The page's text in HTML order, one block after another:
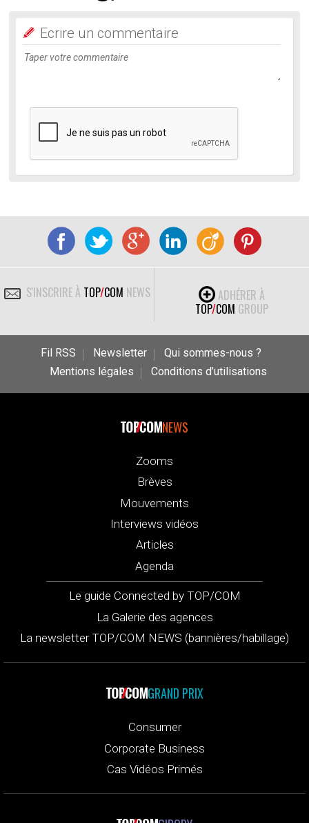
Ecrire un commentaire
S'INSCRIRE À TOP/COM NEWS
ADHÉRER À
TOP/COM GROUP
Fil RSS Newsletter
Qui sommes-nous ?
Mentions légales
Conditions d’utilisations
NEWS
Zooms
Brèves
Mouvements
Interviews vidéos
Articles
Agenda
Le guide Connected by TOP/COM
La Galerie des agences
La newsletter TOP/COM NEWS (bannières/habillage)
GRAND PRIX
Consumer
Corporate Business
Cas Vidéos Primés